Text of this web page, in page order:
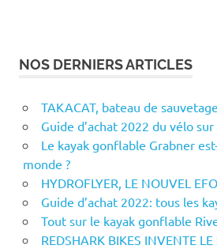
NOS DERNIERS ARTICLES
TAKACAT, bateau de
Guide d’achat 2022 du vélo sur
Le kayak gonflable Grabner
monde ?
HYDROFLYER, LE NOUVEL
Guide d’achat 2022: tous les
Tout sur le kayak gonflable
REDSHARK BIKES INVENTE LE